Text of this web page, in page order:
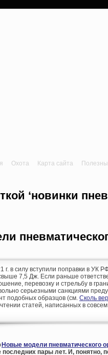
Охота Карта сайта
‘новинки
г. в силу вступили поправки в УК
7,5 Дж. Если раньше
перевозку и стрельбу в
серьезными санкциями
подобных образцов (см. Сколь
статей, написанных в
Новые модели пневматического
последних пары лет. И, понятно,